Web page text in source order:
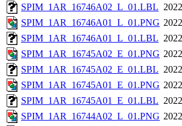
SPIM_1AR_16746A02_L_01.LBL
SPIM_1AR_16746A01_L_01.PNG
SPIM_1AR_16746A01_L_01.LBL
SPIM_1AR_16745A02_E_01.PNG
SPIM_1AR_16745A02_E_01.LBL
SPIM_1AR_16745A01_E_01.PNG
SPIM_1AR_16745A01_E_01.LBL
SPIM_1AR_16744A02_L_01.PNG